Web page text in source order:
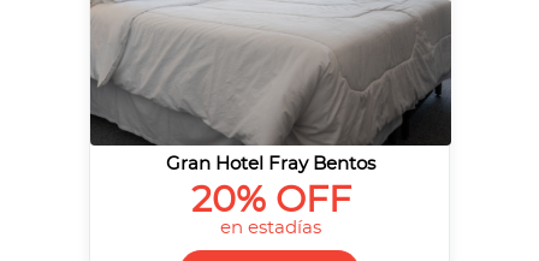
Gran Hotel Fray Bentos
20% OFF
en estadías